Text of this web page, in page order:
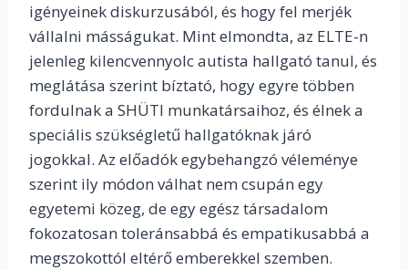
igényeinek diskurzusából, és hogy fel merjék
vállalni másságukat. Mint elmondta, az ELTE-n
jelenleg kilencvennyolc autista hallgató tanul, és
meglátása szerint bíztató, hogy egyre többen
fordulnak a SHÜTI munkatársaihoz, és élnek a
speciális szükségletű hallgatóknak járó
jogokkal. Az előadók egybehangzó véleménye
szerint ily módon válhat nem csupán egy
egyetemi közeg, de egy egész társadalom
fokozatosan toleránsabbá és empatikusabbá a
megszokottól eltérő emberekkel szemben.